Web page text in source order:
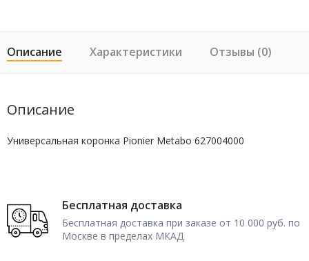
Описание Характеристики Отзывы (0)
Описание
Универсальная коронка Pionier Metabo 627004000
Бесплатная доставка
Бесплатная доставка при заказе от 10 000 руб. по
Москве в пределах МКАД